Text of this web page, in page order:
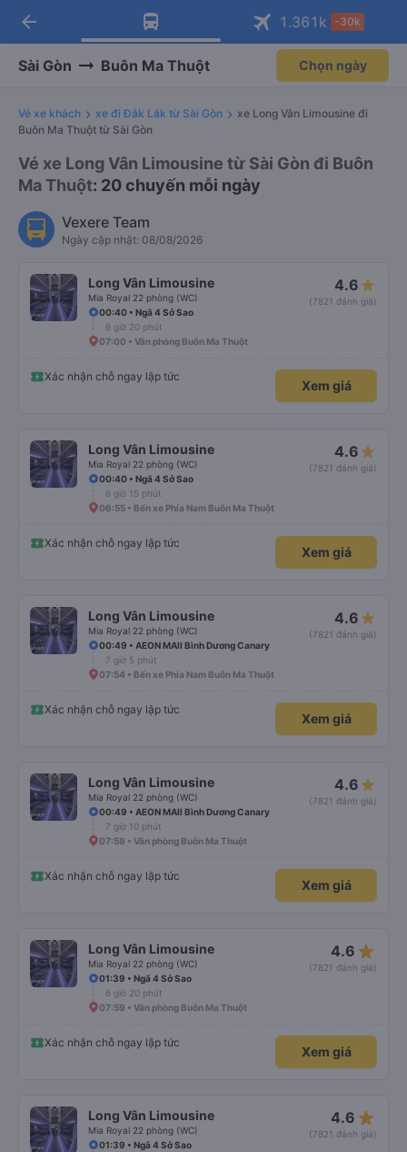
Tải app Vexere ngay!
Nhận ưu đãi thành viên độc
Mở app
Tải app Vexere
-30k/ghế khi đặt vé máy bay qua
Mở app
arrow_back 1.361 k -30k
Sài Gòn Buôn Ma Thuột Chọn ngày
Vé xe khách xe đi Đắk Lắk từ Sài Gòn
xe Long Vân Limousine đi
Buôn Ma Thuột từ Sài Gòn
Vé xe Long Vân Limousine từ Sài Gòn đi Buôn
Ma Thuột: 20 chuyến mỗi ngày
Vexere Team
Ngày cập nhật: 08/08/2026
Long Vân Limousine
Mia Royal 22 phòng (WC)
4.6
(7821 đánh giá)
00:40 • Ngã 4 Sở Sao
6 giờ 20 phút
07:00 • Văn phòng Buôn Ma Thuột
Xác nhận chỗ ngay lập tức
Xem giá
Long Vân Limousine
Mia Royal 22 phòng (WC)
4.6
(7821 đánh giá)
00:40 • Ngã 4 Sở Sao
6 giờ 15 phút
06:55 • Bến xe Phía Nam Buôn Ma Thuột
Xác nhận chỗ ngay lập tức
Xem giá
Long Vân Limousine
Mia Royal 22 phòng (WC)
4.6
(7821 đánh giá)
00:49 • AEON MAll Bình Dương Canary
7 giờ 5 phút
07:54 • Bến xe Phía Nam Buôn Ma Thuột
Xác nhận chỗ ngay lập tức
Xem giá
Long Vân Limousine
Mia Royal 22 phòng (WC)
4.6
(7821 đánh giá)
00:49 • AEON MAll Bình Dương Canary
7 giờ 10 phút
07:59 • Văn phòng Buôn Ma Thuột
Xác nhận chỗ ngay lập tức
Xem giá
Long Vân Limousine
Mia Royal 22 phòng (WC)
4.6 star_rate
(7821 đánh giá)
01:39 • Ngã 4 Sở Sao
6 giờ 20 phút
07:59 • Văn phòng Buôn Ma Thuột
Xác nhận chỗ ngay lập tức
Xem giá
Long Vân Limousine
Mia Royal 22 phòng (WC)
4.6 star_rate
(7821 đánh giá)
01:39 • Ngã 4 Sở Sao